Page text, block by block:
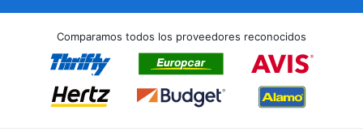
Comparamos todos los proveedores reconocidos